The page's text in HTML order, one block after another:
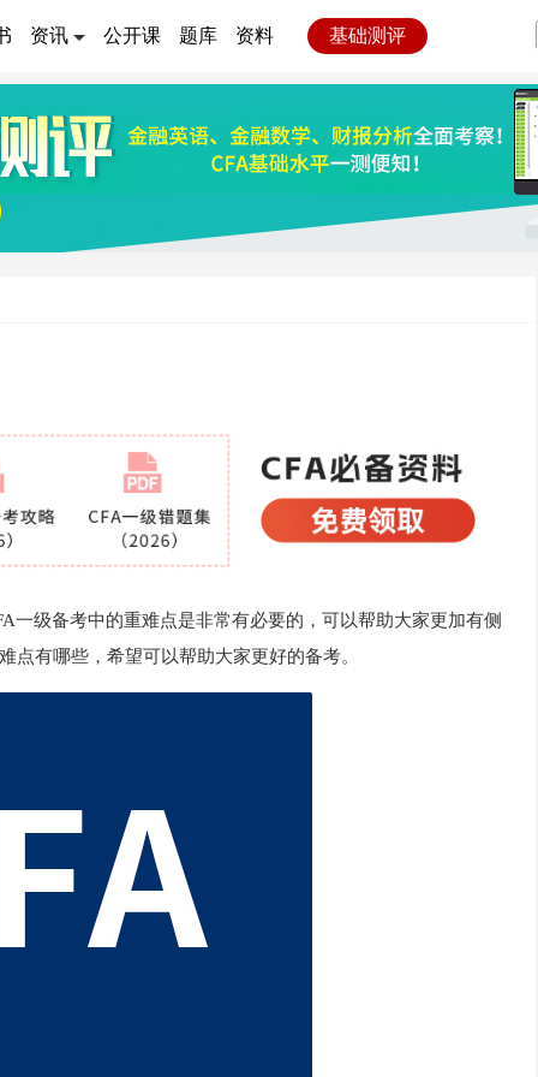
资讯 公开课 题库 资料 基础测评
一级备考中的重难点是非常有必要的，可以帮助大家更加有侧
点有哪些，希望可以帮助大家更好的备考。